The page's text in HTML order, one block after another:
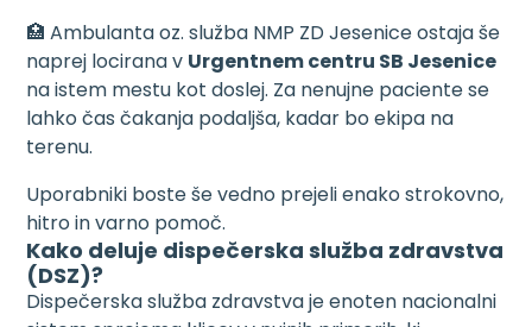
🏥 Ambulanta oz. služba NMP ZD Jesenice ostaja še
naprej locirana v Urgentnem centru SB Jesenice
na istem mestu kot doslej. Za nenujne paciente se
lahko čas čakanja podaljša, kadar bo ekipa na
terenu.
Uporabniki boste še vedno prejeli enako strokovno,
hitro in varno pomoč.
Kako deluje dispečerska služba zdravstva
(DSZ)?
Dispečerska služba zdravstva je enoten nacionalni